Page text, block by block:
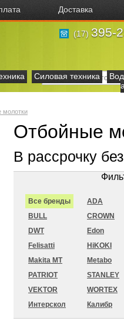
Доставка
(17) 395-
Силовая техника
молотки
Отбойные
В рассрочку
Все бренды
ADA
BULL
CROWN
DWT
Edon
Felisatti
HiKOKI
Makita MT
Metabo
PATRIOT
STANLEY
VEKTOR
WORTEX
Интерскол
Калибр